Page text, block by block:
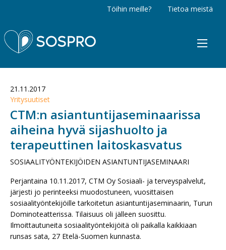
Tietoa meistä
Töihin meille?
Sospro
21.11.2017
Yritysuutiset
CTM:n asiantuntijaseminaarissa
aiheina hyvä sijashuolto ja
terapeuttinen laitoskasvatus
SOSIAALITYÖNTEKIJÖIDEN ASIANTUNTIJASEMINAARI
Perjantaina 10.11.2017, CTM Oy Sosiaali- ja terveyspalvelut,
järjesti jo perinteeksi muodostuneen, vuosittaisen
sosiaalityöntekijöille tarkoitetun asiantuntijaseminaarin, Turun
Dominoteatterissa. Tilaisuus oli jälleen suosittu.
Ilmoittautuneita sosiaalityöntekijöitä oli paikalla kaikkiaan
runsas sata, 27 Etelä-Suomen kunnasta.